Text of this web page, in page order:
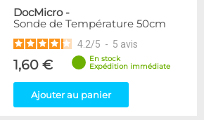
DocMicro-
Sonde de Température 50cm
4.2/5 - 5 avis
1,60 €
En stock
Expédition immédiate
Ajouter au panier